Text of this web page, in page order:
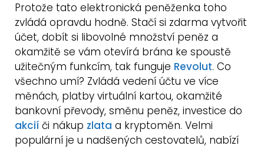
Protože tato elektronická peněženka toho
zvládá opravdu hodně. Stačí si zdarma vytvořit
účet, dobít si libovolné množství peněz a
okamžitě se vám otevírá brána ke spoustě
užitečným funkcím, tak funguje Revolut. Co
všechno umí? Zvládá vedení účtu ve více
měnách, platby virtuální kartou, okamžité
bankovní převody, směnu peněz, investice do
akcií či nákup zlata a kryptoměn. Velmi
populární je u nadšených cestovatelů, nabízí